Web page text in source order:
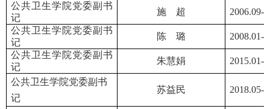
公共卫生学院党委副书
记
施 超
2006.09-
公共卫生学院党委副书
记
陈 璐
2008.01-
公共卫生学院党委副书
记
朱慧娟 2015.01-
公共卫生学院党委副书
记
苏益民 2018.05-